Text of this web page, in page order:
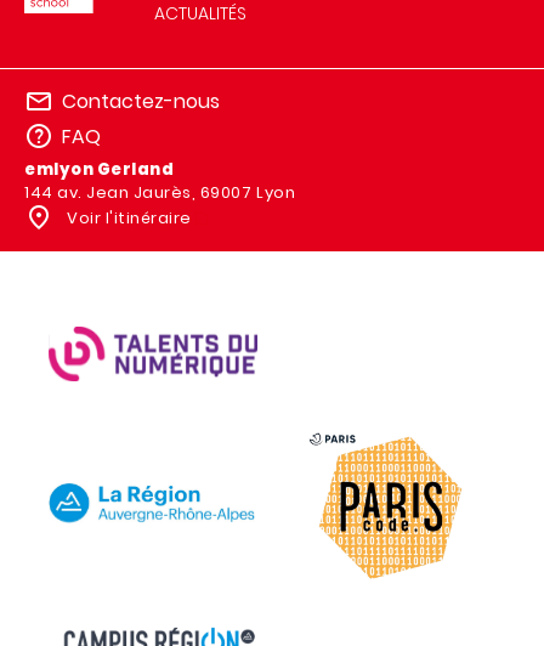
ACTUALITÉS
Contactez-nous
FAQ
emlyon Gerland
144 av. Jean Jaurès, 69007 Lyon
Voir l'itinéraire
IMAGE
IMAGE
IMAGE
IMAGE